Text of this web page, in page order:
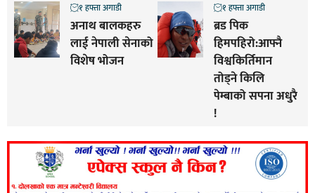
अनाथ बालकहरु
लाई नेपाली सेनाको
विशेष भोजन
१ हफ्ता अगाडी
ब्रड पिक
हिमपहिरो:आफ्नै
विश्वकिर्तिमान
तोड्ने किलि
पेम्बाको सपना अधुरै
!
१ हफ्ता अगाडी